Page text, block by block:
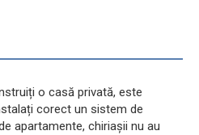
o casă privată, este
corect un sistem de
apartamente, chiriașii nu au